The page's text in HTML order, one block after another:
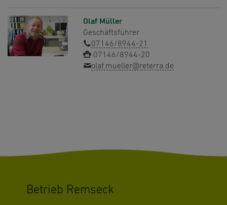
Olaf Müller
Geschäftsführer
07146/8944-21
07146/8944-20
olaf.mueller@reterra.de
Betrieb Remseck